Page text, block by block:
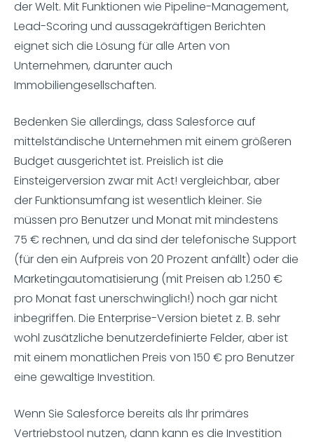
der Welt. Mit Funktionen wie Pipeline-Management,
Lead-Scoring und aussagekräftigen Berichten
eignet sich die Lösung für alle Arten von
Unternehmen, darunter auch
Immobiliengesellschaften.
Bedenken Sie allerdings, dass Salesforce auf
mittelständische Unternehmen mit einem größeren
Budget ausgerichtet ist. Preislich ist die
Einsteigerversion zwar mit Act! vergleichbar, aber
der Funktionsumfang ist wesentlich kleiner. Sie
müssen pro Benutzer und Monat mit mindestens
75 € rechnen, und da sind der telefonische Support
(für den ein Aufpreis von 20 Prozent anfällt) oder die
Marketingautomatisierung (mit Preisen ab 1.250 €
pro Monat fast unerschwinglich!) noch gar nicht
inbegriffen. Die Enterprise-Version bietet z. B. sehr
wohl zusätzliche benutzerdefinierte Felder, aber ist
mit einem monatlichen Preis von 150 € pro Benutzer
eine gewaltige Investition.
Wenn Sie Salesforce bereits als Ihr primäres
Vertriebstool nutzen, dann kann es die Investition